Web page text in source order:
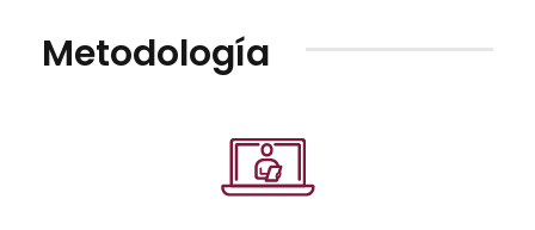
Metodología